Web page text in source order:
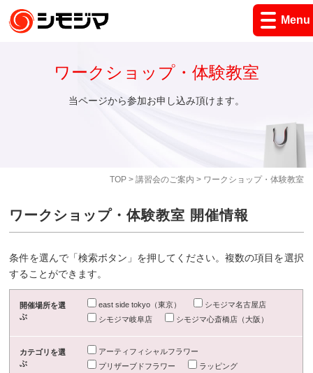
Menu
TOP> 講習会のご案内 > ワークショップ・体験教室
ワークショップ・体験教室
当ページから参加お申し込み頂けます。
ワークショップ・体験教室 開催情報
条件を選んで「検索ボタン」を押してください。複数の項目を選択
することができます。
開催場所を選
ぶ
east side tokyo（東京）
シモジマ名古屋店
シモジマ岐阜店
シモジマ心斎橋店（大阪）
カテゴリを選
ぶ
アーティフィシャルフラワー
プリザーブドフラワー
ラッピング